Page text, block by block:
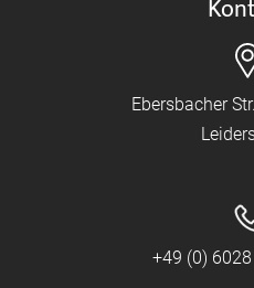
Ebersbacher
+49 (0)